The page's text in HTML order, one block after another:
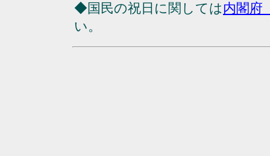
◆国民の祝日に関しては内閣府
い。